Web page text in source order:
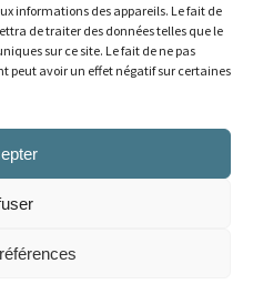
informations des appareils. Le fait de
de traiter des données telles que le
sur ce site. Le fait de ne pas
peut avoir un effet négatif sur certaines
des médecins omnipraticiens du Bas-